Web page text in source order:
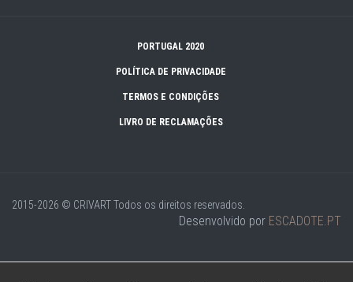
PORTUGAL 2020
POLÍTICA DE PRIVACIDADE
TERMOS E CONDIÇÕES
LIVRO DE RECLAMAÇÕES
2015-2026 © CRIVARTTodos os direitos reservados.
Desenvolvido por ESCADOTE.PT